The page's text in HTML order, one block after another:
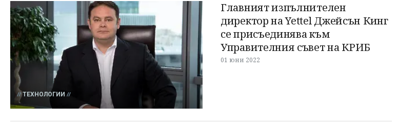
ТЕХНОЛОГИИ
Главният изпълнителен
директор на Yettel Джейсън Кинг
се присъединява към
Управителния съвет на КРИБ
01 юни 2022